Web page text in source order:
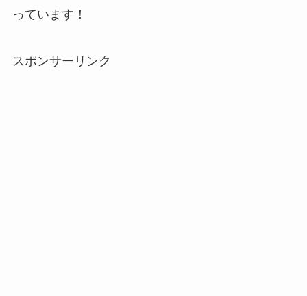
っています！
スポンサーリンク